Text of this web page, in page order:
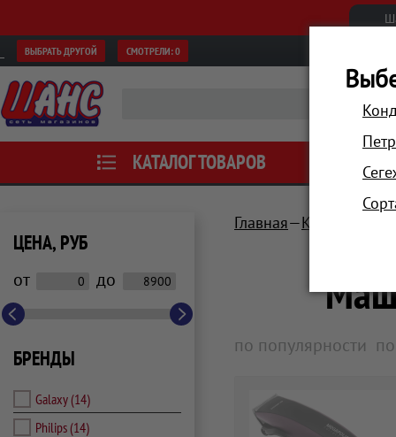
ВЫБРАТЬ ДРУГОЙ СМОТРЕЛИ:0
КАТАЛОГ ТОВАРОВ АКЦИИ
ЦЕНА, РУБ
от до
БРЕНДЫ
Galaxy(14)
Philips(14)
Главная Красота и
по популярности